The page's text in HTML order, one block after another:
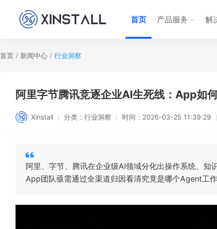
首页 产品服务 解
首页 / 新闻中心 / 行业洞察
阿里字节腾讯竞逐企业AI生死线：App如
Xinstall 分类： 行业洞察 时间： 2026-03-25 11:39:29
阿里、字节、腾讯在企业级AI领域分化出操作系统、
App团队亟需通过全渠道归因看清究竟是哪个Agent工